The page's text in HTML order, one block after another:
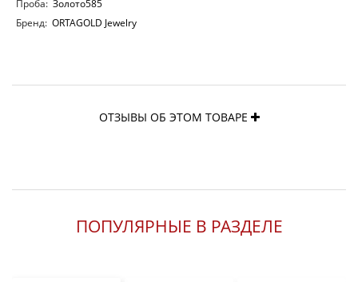
Проба: Золото585
Бренд: ORTAGOLD Jewelry
ОТЗЫВЫ ОБ ЭТОМ ТОВАРЕ
ПОПУЛЯРНЫЕ В РАЗДЕЛЕ